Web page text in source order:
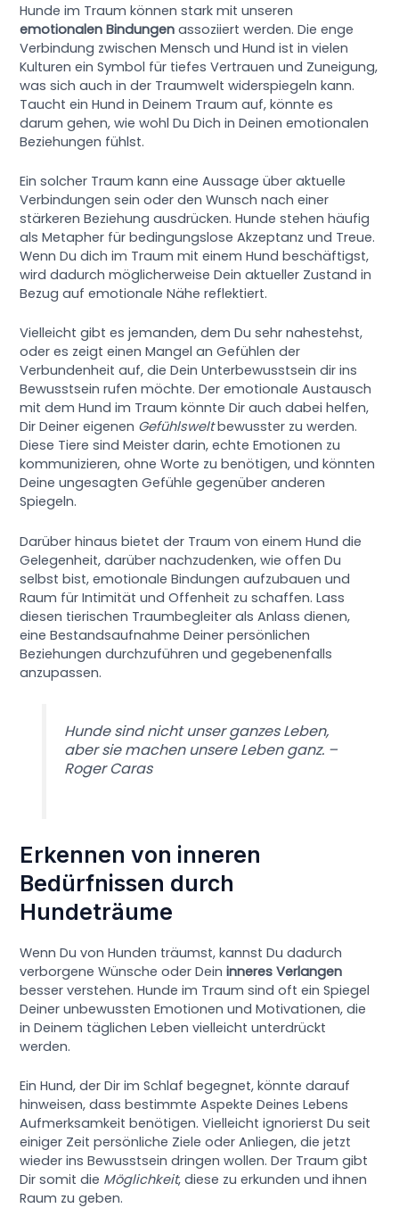
Hunde im Traum können stark mit unseren
emotionalen Bindungen assoziiert werden. Die enge
Verbindung zwischen Mensch und Hund ist in vielen
Kulturen ein Symbol für tiefes Vertrauen und Zuneigung,
was sich auch in der Traumwelt widerspiegeln kann.
Taucht ein Hund in Deinem Traum auf, könnte es
darum gehen, wie wohl Du Dich in Deinen emotionalen
Beziehungen fühlst.
Ein solcher Traum kann eine Aussage über aktuelle
Verbindungen sein oder den Wunsch nach einer
stärkeren Beziehung ausdrücken. Hunde stehen häufig
als Metapher für bedingungslose Akzeptanz und Treue.
Wenn Du dich im Traum mit einem Hund beschäftigst,
wird dadurch möglicherweise Dein aktueller Zustand in
Bezug auf emotionale Nähe reflektiert.
Vielleicht gibt es jemanden, dem Du sehr nahestehst,
oder es zeigt einen Mangel an Gefühlen der
Verbundenheit auf, die Dein Unterbewusstsein dir ins
Bewusstsein rufen möchte. Der emotionale Austausch
mit dem Hund im Traum könnte Dir auch dabei helfen,
Dir Deiner eigenen Gefühlsweltbewusster zu werden.
Diese Tiere sind Meister darin, echte Emotionen zu
kommunizieren, ohne Worte zu benötigen, und könnten
Deine ungesagten Gefühle gegenüber anderen
Spiegeln.
Darüber hinaus bietet der Traum von einem Hund die
Gelegenheit, darüber nachzudenken, wie offen Du
selbst bist, emotionale Bindungen aufzubauen und
Raum für Intimität und Offenheit zu schaffen. Lass
diesen tierischen Traumbegleiter als Anlass dienen,
eine Bestandsaufnahme Deiner persönlichen
Beziehungen durchzuführen und gegebenenfalls
anzupassen.
Hunde sind nicht unser ganzes Leben,
aber sie machen unsere Leben ganz. –
Roger Caras
Erkennen von inneren
Bedürfnissen durch
Hundeträume
Wenn Du von Hunden träumst, kannst Du dadurch
verborgene Wünsche oder Deininneres Verlangen
besser verstehen. Hunde im Traum sind oft ein Spiegel
Deiner unbewussten Emotionen und Motivationen, die
in Deinem täglichen Leben vielleicht unterdrückt
werden.
Ein Hund, der Dir im Schlaf begegnet, könnte darauf
hinweisen, dass bestimmte Aspekte Deines Lebens
Aufmerksamkeit benötigen. Vielleicht ignorierst Du seit
einiger Zeit persönliche Ziele oder Anliegen, die jetzt
wieder ins Bewusstsein dringen wollen. Der Traum gibt
Dir somit die Möglichkeit, diese zu erkunden und ihnen
Raum zu geben.